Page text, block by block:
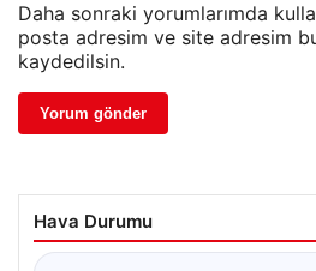
Daha sonraki yorumlarımda
posta adresim ve site adresim
kaydedilsin.
Hava Durumu